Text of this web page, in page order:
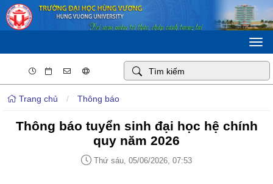
Trang chủ / Thông báo
Thông báo tuyển sinh đại học hệ chính
quy năm 2026
Thứ sáu, 05/06/2026, 07:53